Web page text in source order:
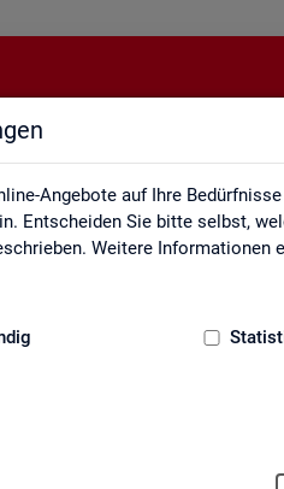
Angebote auf Ihre
Entscheiden Sie bitte selbst,
Weitere Informationen